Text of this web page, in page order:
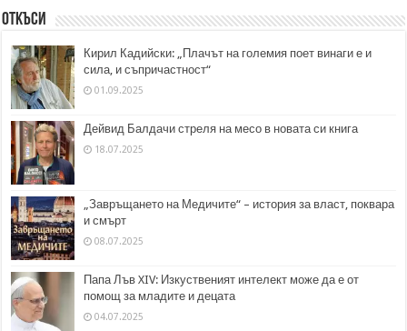
Откъси
Кирил Кадийски: „Плачът на големия поет винаги е и
сила, и съпричастност“
01.09.2025
Дейвид Балдачи стреля на месо в новата си книга
18.07.2025
„Завръщането на Медичите“ – история за власт, поквара
и смърт
08.07.2025
Папа Лъв XIV: Изкуственият интелект може да е от
помощ за младите и децата
04.07.2025